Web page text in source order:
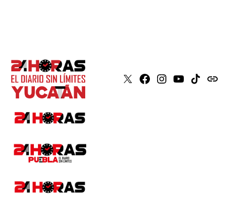
X Faceboook
Instagram
YoutubeTiktokissuu